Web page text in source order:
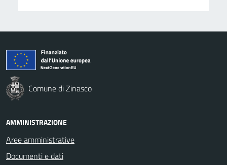
Comune di Zinasco
AMMINISTRAZIONE
Aree amministrative
Documenti e dati